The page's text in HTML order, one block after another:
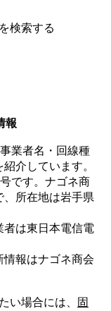
報
業者名・回線種
介しています。
です。 ナゴネ商
、所在地は岩手県
者は東日本電信電
情報はナゴネ商会
い場合には、
固